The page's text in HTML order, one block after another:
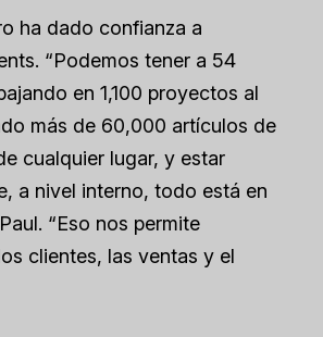
ha dado confianza a
“Podemos tener a 54
en 1,100 proyectos al
más de 60,000 artículos de
cualquier lugar, y estar
a nivel interno, todo está en
“Eso nos permite
clientes, las ventas y el